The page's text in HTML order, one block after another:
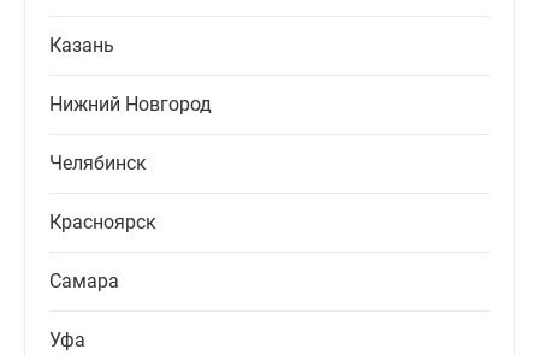
Казань
Нижний Новгород
Челябинск
Красноярск
Самара
Уфа